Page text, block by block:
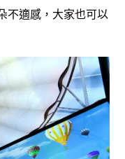
不適感，大家也可以